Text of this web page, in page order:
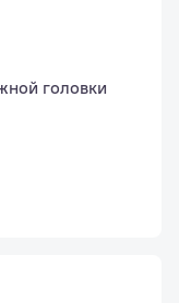
головки